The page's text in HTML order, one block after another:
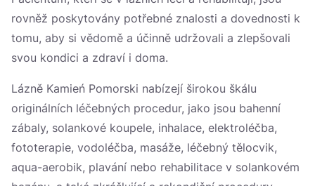
rovněž poskytovány potřebné znalosti a dovednosti k
tomu, aby si vědomě a účinně udržovali a zlepšovali
svou kondici a zdraví i doma.
Lázně Kamień Pomorski nabízejí širokou škálu
originálních léčebných procedur, jako jsou bahenní
zábaly, solankové koupele, inhalace, elektroléčba,
fototerapie, vodoléčba, masáže, léčebný tělocvik,
aqua-aerobik, plavání nebo rehabilitace v solankovém